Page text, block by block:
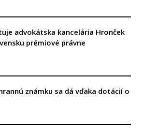
advokátska kancelária Hronček
prémiové právne
známku sa dá vďaka dotácií o